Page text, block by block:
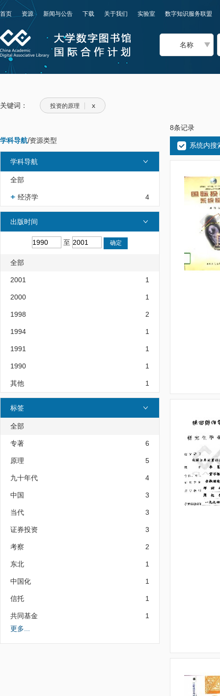
首页 资源 新闻与公告 下载 关于我们 实验室 数字知识服务联盟
名称
关键词： 投资的原理 x
学科导航/资源类型
学科导航
全部
经济学 4
出版时间
至
全部
2001 1
2000 1
1998 2
1994 1
1991 1
1990 1
其他 1
标签
全部
专著 6
原理 5
九十年代 4
中国 3
当代 3
证券投资 3
考察 2
东北 1
中国化 1
信托 1
共同基金
1
更多...
8条记录
系统内搜